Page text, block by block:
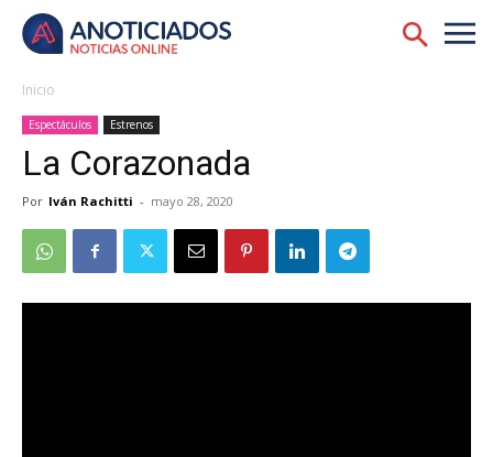
Inicio
Espectáculos Estrenos
La Corazonada
Por Iván Rachitti - mayo 28, 2020